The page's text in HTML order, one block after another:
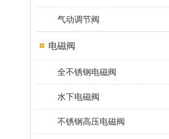
气动调节阀
电磁阀
全不锈钢电磁阀
水下电磁阀
不锈钢高压电磁阀